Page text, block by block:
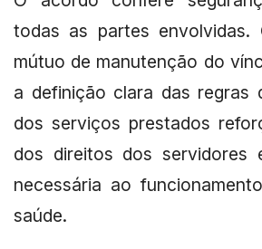
todas as partes envolvidas.
mútuo de manutenção do
a definição clara das regras
dos serviços prestados
dos direitos dos servidores
necessária ao
saúde.